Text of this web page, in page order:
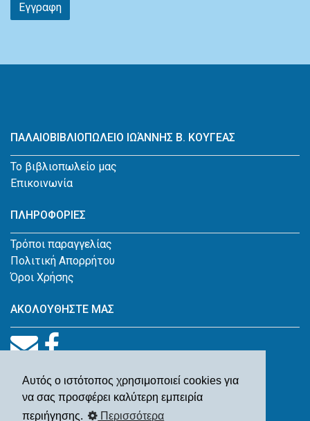
Αυτός ο ιστότοπος χρησιμοποιεί cookies για
να σας προσφέρει καλύτερη εμπειρία
περιήγησης.
Περισσότερα
Εγγραφη
ΠΑΛΑΙΟΒΙΒΛΙΟΠΩΛΕΙΟ ΙΩΆΝΝΗΣ Β. ΚΟΥΓΕΑΣ
Το βιβλιοπωλείο μας
Επικοινωνία
ΠΛΗΡΟΦΟΡΙΕΣ
Τρόποι παραγγελίας
Πολιτική Απορρήτου
Όροι Χρήσης
ΑΚΟΛΟΥΘΗΣΤΕ ΜΑΣ